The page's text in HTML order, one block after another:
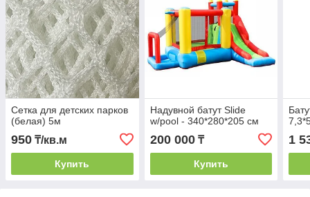
Сетка для детских парков
(белая) 5м
950 ₸/кв.м
Купить
Надувной батут Slide
w/pool - 340*280*205​​​​​​​ см
200 000₸
Купить
1